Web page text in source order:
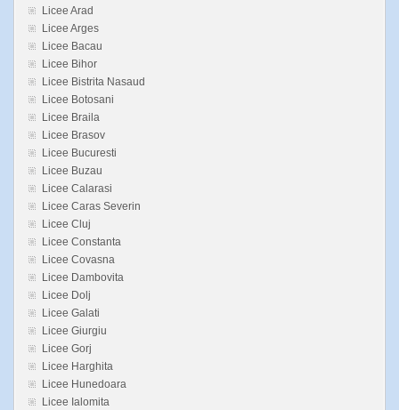
Licee Arad
Licee Arges
Licee Bacau
Licee Bihor
Licee Bistrita Nasaud
Licee Botosani
Licee Braila
Licee Brasov
Licee Bucuresti
Licee Buzau
Licee Calarasi
Licee Caras Severin
Licee Cluj
Licee Constanta
Licee Covasna
Licee Dambovita
Licee Dolj
Licee Galati
Licee Giurgiu
Licee Gorj
Licee Harghita
Licee Hunedoara
Licee Ialomita